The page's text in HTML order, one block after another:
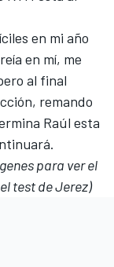
en mi año
en mí, me
al final
remando
Raúl esta
para ver el
test de Jerez)